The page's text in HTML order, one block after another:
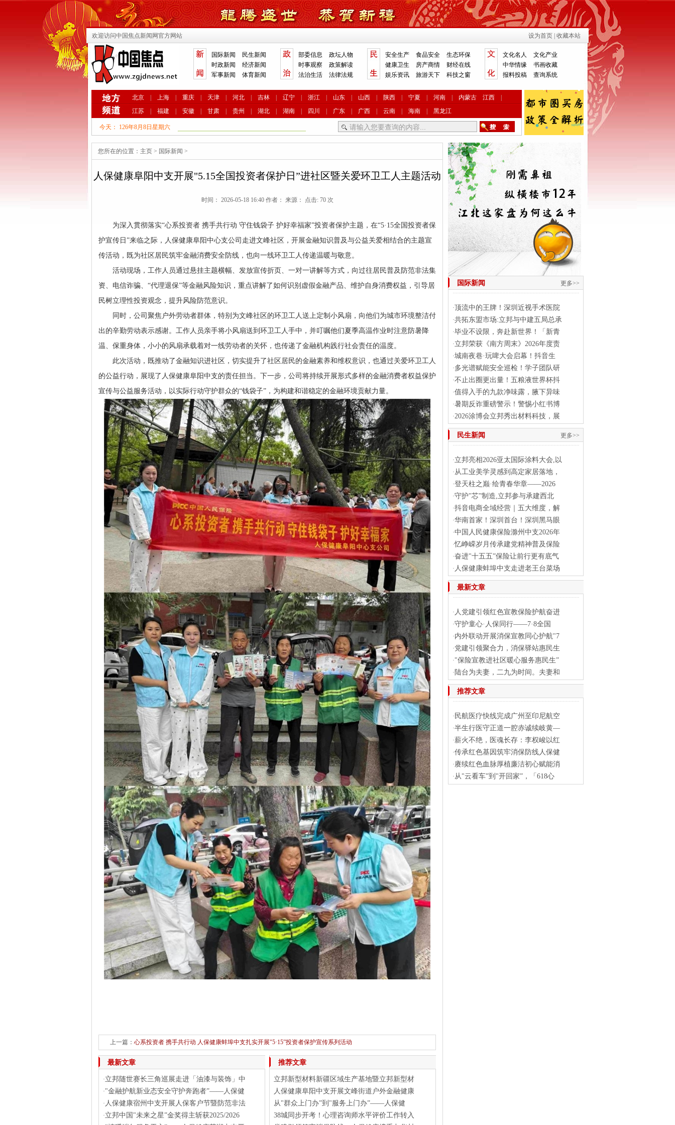
欢迎访问中国焦点新闻网官方网站 设为首页 收藏本站
国际新闻
民生新闻
时政新闻
经济新闻
军事新闻
体育新闻
部委信息
政坛人物
时事观察
政策解读
法治生活
法律法规
安全生产 食品安全
生态环保
健康卫生
房产商情
财经在线
娱乐资讯
旅游天下 科技之窗
文化名人
文化产业
中华情缘
书画收藏
报料投稿
查询系统
北京 上海 重庆 天津 河北 吉林 辽宁 浙江 山东 山西 陕西 宁夏 河南 内蒙古 江西
江苏
福建 安徽 甘肃 贵州 湖北 湖南 四川 广东 广西 云南 海南 黑龙江
今天： 126年8月8日星期六
您所在的位置： 主页 > 国际新闻 >
人保健康阜阳中支开展"5.15全国投资者保护日”进社区暨关爱环卫工人主题活动
时间： 2026-05-18 16:40 作者： 来源： 点击: 70 次
为深入贯彻落实“心系投资者 携手共行动 守住钱袋子 护好幸福家”投资者保护主题，在“5·15全国投资者保
护宣传日”来临之际，人保健康阜阳中心支公司走进文峰社区，开展金融知识普及与公益关爱相结合的主题宣
传活动，既为社区居民筑牢金融消费安全防线，也向一线环卫工人传递温暖与敬意。
活动现场，工作人员通过悬挂主题横幅、发放宣传折页、一对一讲解等方式，向过往居民普及防范非法集
资、电信诈骗、“代理退保”等金融风险知识，重点讲解了如何识别虚假金融产品、维护自身消费权益，引导居
民树立理性投资观念，提升风险防范意识。
同时，公司聚焦户外劳动者群体，特别为文峰社区的环卫工人送上定制小风扇，向他们为城市环境整洁付
出的辛勤劳动表示感谢。工作人员亲手将小风扇送到环卫工人手中，并叮嘱他们夏季高温作业时注意防暑降
温、保重身体，小小的风扇承载着对一线劳动者的关怀，也传递了金融机构践行社会责任的温度。
此次活动，既推动了金融知识进社区，切实提升了社区居民的金融素养和维权意识，也通过关爱环卫工人
的公益行动，展现了人保健康阜阳中支的责任担当。下一步，公司将持续开展形式多样的金融消费者权益保护
宣传与公益服务活动，以实际行动守护群众的“钱袋子”，为构建和谐稳定的金融环境贡献力量。
上一篇： 心系投资者 携手共行动 人保健康蚌埠中支扎实开展"5·15”投资者保护宣传系列活动
下一篇：人保健康滁州中支"5.15活动”简报
最新文章
·立邦随世赛长三角巡展走进「油漆与装饰」中
·"金融护航新业态安全守护奔跑者”——人保健
· 人保健康宿州中支开展人保客户节暨防范非法
·立邦中国"未来之星”金奖得主斩获2025/2026
推荐文章
立邦新型材料新疆区域生产基地暨立邦新型材
人保健康阜阳中支开展文峰街道户外金融健康
从"群众上门办”到"服务上门办”——人保健
38城同步开考！心理咨询师水平评价工作转入
国际新闻 更多>>
·顶流中的王牌！深圳近视手术医院
·共拓东盟市场:立邦与中建五局总承
·毕业不设限，奔赴新世界！「新青
·立邦荣获《南方周末》2026年度责
·城南夜巷·玩啤大会启幕！抖音生
·多光谱赋能安全巡检！学子团队研
·不止出圈更出量！五粮液世界杯抖
·值得入手的九款净味露，腋下异味
·暑期反诈重磅警示！警惕小红书博
·2026涂博会立邦秀出材料科技，展
民生新闻 更多>>
·立邦亮相2026亚太国际涂料大会,以
·从工业美学灵感到高定家居落地，
·登天柱之巅·绘青春华章——2026
·守护"芯”制造,立邦参与承建西北
·抖音电商全域经营｜五大维度，解
·华南首家！深圳首台！深圳黑马眼
·中国人民健康保险滁州中支2026年
·忆峥嵘岁月传承建党精神普及保险
·奋进"十五五”保险让前行更有底气
· 人保健康蚌埠中支走进老王台菜场
最新文章
· 人党建引领红色宣教保险护航奋进
·守护童心·人保同行——7·8全国
·内外联动开展消保宣教同心护航"7
·党建引领聚合力，消保驿站惠民生
·"保险宣教进社区暖心服务惠民生”
· 陆台为夫妻，二九为时间。夫妻和
推荐文章
· 民航医疗快线完成广州至印尼航空
·半生行医守正道一腔赤诚续岐黄—
·薪火不绝，医魂长存：李权峻以红
·传承红色基因筑牢消保防线人保健
·赓续红色血脉厚植廉洁初心赋能消
·从"云看车”到"开回家”，「618心